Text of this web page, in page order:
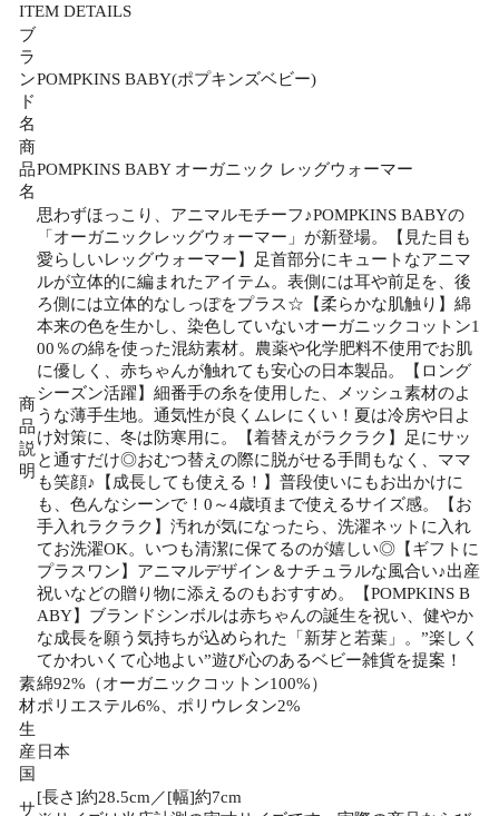
ITEM DETAILS
ブ
ラ
ン
ド
名
POMPKINS BABY(ポプキンズベビー)
商
品
名
POMPKINS BABY オーガニック レッグウォーマー
商
品
説
明
思わずほっこり、アニマルモチーフ♪POMPKINS BABYの
「オーガニックレッグウォーマー」が新登場。【見た目も
愛らしいレッグウォーマー】足首部分にキュートなアニマ
ルが立体的に編まれたアイテム。表側には耳や前足を、後
ろ側には立体的なしっぽをプラス☆【柔らかな肌触り】綿
本来の色を生かし、染色していないオーガニックコットン1
00％の綿を使った混紡素材。農薬や化学肥料不使用でお肌
に優しく、赤ちゃんが触れても安心の日本製品。【ロング
シーズン活躍】細番手の糸を使用した、メッシュ素材のよ
うな薄手生地。通気性が良くムレにくい！夏は冷房や日よ
け対策に、冬は防寒用に。【着替えがラクラク】足にサッ
と通すだけ◎おむつ替えの際に脱がせる手間もなく、ママ
も笑顔♪【成長しても使える！】普段使いにもお出かけに
も、色んなシーンで！0～4歳頃まで使えるサイズ感。【お
手入れラクラク】汚れが気になったら、洗濯ネットに入れ
てお洗濯OK。いつも清潔に保てるのが嬉しい◎【ギフトに
プラスワン】アニマルデザイン＆ナチュラルな風合い♪出産
祝いなどの贈り物に添えるのもおすすめ。【POMPKINS B
ABY】ブランドシンボルは赤ちゃんの誕生を祝い、健やか
な成長を願う気持ちが込められた「新芽と若葉」。”楽しく
てかわいくて心地よい”遊び心のあるベビー雑貨を提案！
素
材
綿92%（オーガニックコットン100%）
ポリエステル6%、ポリウレタン2%
生
産
国
日本
サ
[長さ]約28.5cm／[幅]約7cm